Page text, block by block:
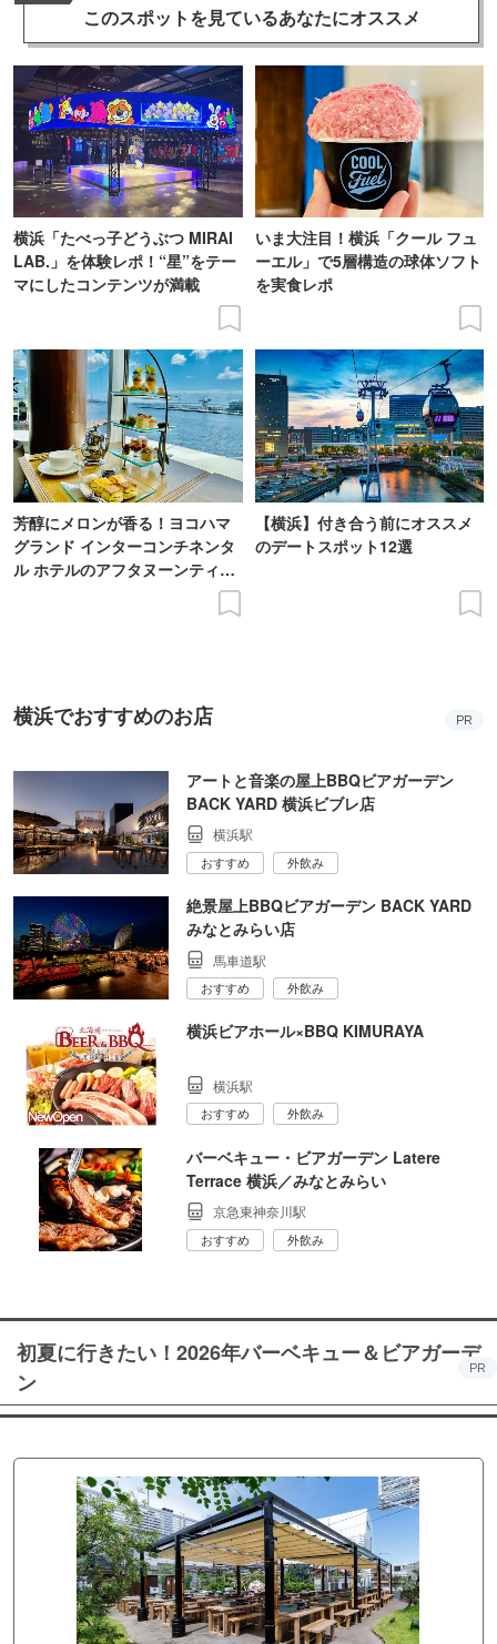
このスポットを見ているあなたにオススメ
横浜「たべっ子どうぶつ MIRAI
LAB.」を体験レポ！“星”をテー
マにしたコンテンツが満載
いま大注目！横浜「クール フュ
ーエル」で5層構造の球体ソフト
を実食レポ
芳醇にメロンが香る！ヨコハマ
グランド インターコンチネンタ
ル ホテルのアフタヌーンティー
【横浜】付き合う前にオススメ
のデートスポット12選
横浜でおすすめのお店 PR
アートと音楽の屋上BBQビアガーデン
BACK YARD 横浜ビブレ店
横浜駅
おすすめ 外飲み
絶景屋上BBQビアガーデン BACK YARD
みなとみらい店
馬車道駅
おすすめ 外飲み
横浜ビアホール×BBQ KIMURAYA
横浜駅
おすすめ 外飲み
バーベキュー・ビアガーデン Latere
Terrace 横浜／みなとみらい
京急東神奈川駅
おすすめ 外飲み
初夏に行きたい！2026年バーベキュー＆ビアガーデ
ン
PR